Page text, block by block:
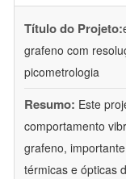
Título do Projeto:
grafeno com
picometrologia
Resumo: Este
comportamento
grafeno,
térmicas e ópticas